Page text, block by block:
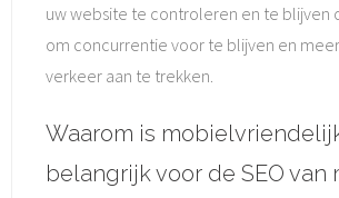
uw website te controleren en te blijven
om concurrentie voor te blijven en
verkeer aan te trekken.
Waarom is
belangrijk voor de SEO van